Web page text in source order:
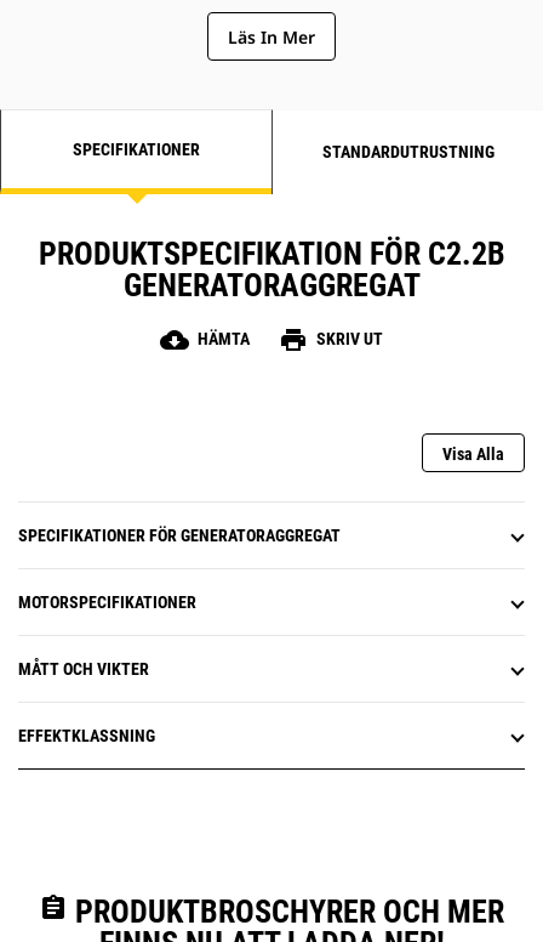
Läs In Mer
SPECIFIKATIONER STANDARDUTRUSTNING
PRODUKTSPECIFIKATION FÖR C2.2B
GENERATORAGGREGAT
cloud_download HÄMTA print SKRIV UT
Visa Alla
SPECIFIKATIONER FÖR GENERATORAGGREGAT
MOTORSPECIFIKATIONER
MÅTT OCH VIKTER
EFFEKTKLASSNING
assignment PRODUKTBROSCHYRER OCH MER